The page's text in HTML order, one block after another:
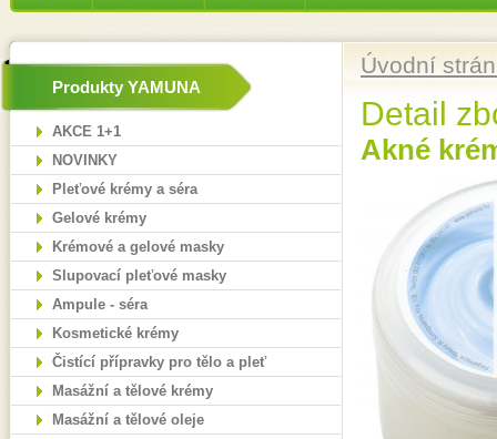
Produkty YAMUNA
AKCE 1+1
NOVINKY
Pleťové krémy a séra
Gelové krémy
Krémové a gelové masky
Slupovací pleťové masky
Ampule - séra
Kosmetické krémy
Čistící přípravky pro tělo a pleť
Masážní a tělové krémy
Masážní a tělové oleje
Úvodní
Detail
Akné